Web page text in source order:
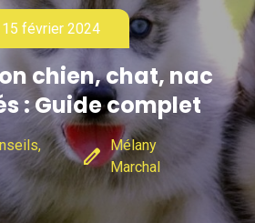
15 février 2024
chien, chat, nac
: Guide complet
edit Mélany
Marchal